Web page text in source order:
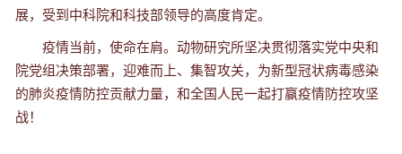
展，受到中科院和科技部领导的高度肯定。
疫情当前，使命在肩。动物研究所坚决贯彻落实党中央和
院党组决策部署，迎难而上、集智攻关，为新型冠状病毒感染
的肺炎疫情防控贡献力量，和全国人民一起打赢疫情防控攻坚
战！